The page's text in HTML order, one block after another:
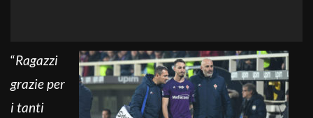
“Ragazzi
grazie per
i tanti